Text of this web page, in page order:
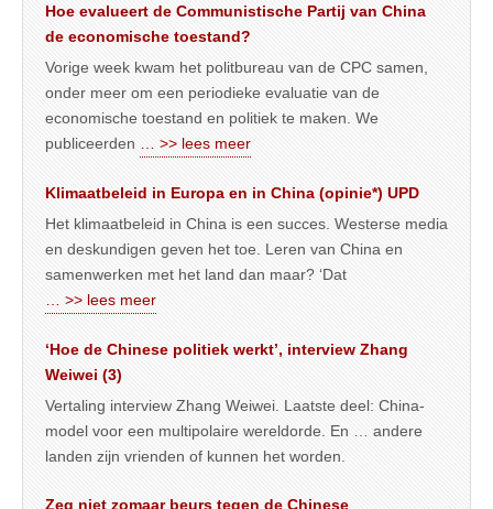
Hoe evalueert de Communistische Partij van China
de economische toestand?
Vorige week kwam het politbureau van de CPC samen,
onder meer om een periodieke evaluatie van de
economische toestand en politiek te maken. We
publiceerden
… >> lees meer
Klimaatbeleid in Europa en in China (opinie*) UPD
Het klimaatbeleid in China is een succes. Westerse media
en deskundigen geven het toe. Leren van China en
samenwerken met het land dan maar? ‘Dat
… >> lees meer
‘Hoe de Chinese politiek werkt’, interview Zhang
Weiwei (3)
Vertaling interview Zhang Weiwei. Laatste deel: China-
model voor een multipolaire wereldorde. En … andere
landen zijn vrienden of kunnen het worden.
Zeg niet zomaar beurs tegen de Chinese